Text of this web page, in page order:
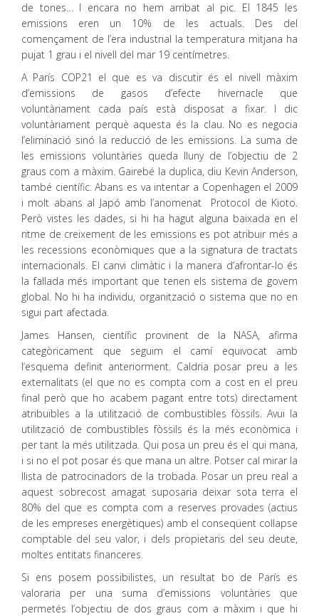
de tones… I encara no hem arribat al pic. El 1845 les
emissions eren un 10% de les actuals. Des del
començament de l’era industrial la temperatura mitjana ha
pujat 1 grau i el nivell del mar 19 centímetres.
A París COP21 el que es va discutir és el nivell màxim
d’emissions de gasos d’efecte hivernacle que
voluntàriament cada país està disposat a fixar. I dic
voluntàriament perquè aquesta és la clau. No es negocia
l’eliminació sinó la reducció de les emissions. La suma de
les emissions voluntàries queda lluny de l’objectiu de 2
graus com a màxim. Gairebé la duplica, diu Kevin Anderson,
també científic. Abans es va intentar a Copenhagen el 2009
i molt abans al Japó amb l’anomenat Protocol de Kioto.
Però vistes les dades, si hi ha hagut alguna baixada en el
ritme de creixement de les emissions es pot atribuir més a
les recessions econòmiques que a la signatura de tractats
internacionals. El canvi climàtic i la manera d’afrontar-lo és
la fallada més important que tenen els sistema de govern
global. No hi ha individu, organització o sistema que no en
sigui part afectada.
James Hansen, científic provinent de la NASA, afirma
categòricament que seguim el camí equivocat amb
l’esquema definit anteriorment. Caldria posar preu a les
externalitats (el que no es compta com a cost en el preu
final però que ho acabem pagant entre tots) directament
atribuïbles a la utilització de combustibles fòssils. Avui la
utilització de combustibles fòssils és la més econòmica i
per tant la més utilitzada. Qui posa un preu és el qui mana,
i si no el pot posar és que mana un altre. Potser cal mirar la
llista de patrocinadors de la trobada. Posar un preu real a
aquest sobrecost amagat suposaria deixar sota terra el
80% del que es compta com a reserves provades (actius
de les empreses energètiques) amb el conseqüent col·lapse
comptable del seu valor, i dels propietaris del seu deute,
moltes entitats financeres.
Si ens posem possibilistes, un resultat bo de París es
valoraria per una suma d’emissions voluntàries que
permetés l’objectiu de dos graus com a màxim i que hi